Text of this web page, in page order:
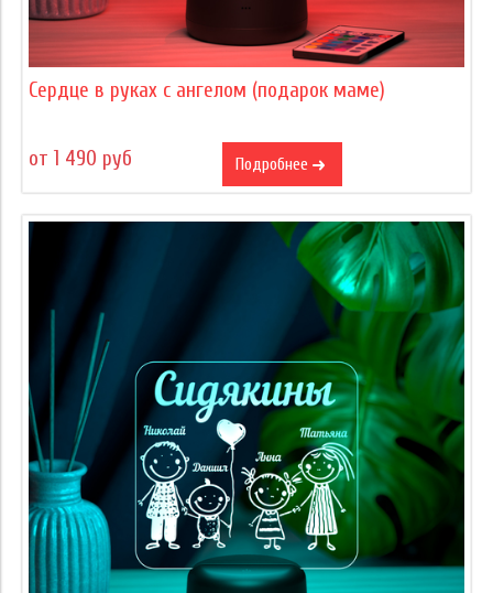
Сердце в руках с ангелом (подарок маме)
от 1 490 руб Подробнее